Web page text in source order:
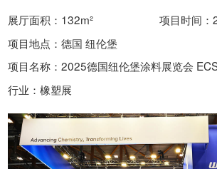
展厅面积：132m²
项目时间
项目地点：德国 纽伦堡
项目名称：2025德国纽伦堡涂料展览会
行业：橡塑展